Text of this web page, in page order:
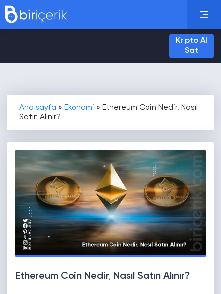
Kripto Al
Sat
Ana sayfa » Ekonomi » Ethereum Coin Nedir, Nasıl
Satın Alınır?
Ethereum Coin Nedir, Nasıl Satın Alınır?